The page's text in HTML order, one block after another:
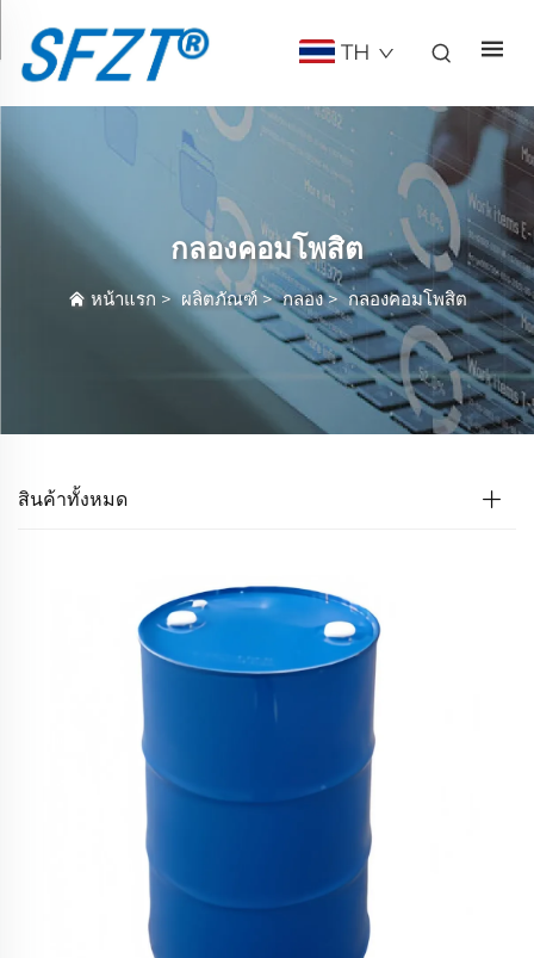
TH
กลองคอมโพสิต
หน้าแรก >ผลิตภัณฑ์>กลอง>กลองคอมโพสิต
สินค้าทั้งหมด